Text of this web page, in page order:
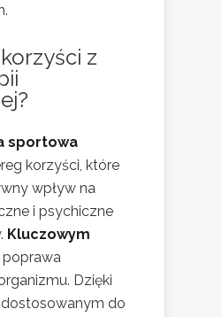
z
sportowa
korzyści, które
wpływ na
i psychiczne
Kluczowym
poprawa
Dzięki
do